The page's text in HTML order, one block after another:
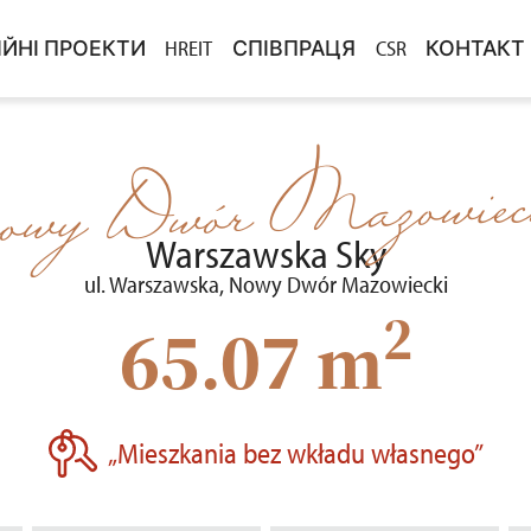
ПРОЕКТИ
HREIT
СПІВПРАЦЯ
CSR
КОНТАКТ
Dwór
Warszawska Sky
ul. Warszawska, Nowy Dwór Mazowiecki
65.07 m2
„Mieszkania bez wkładu własnego”